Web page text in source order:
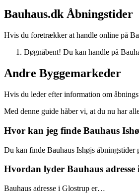
Bauhaus.dk Åbningstider
Hvis du foretrækker at handle online på
Døgnåbent! Du kan handle på
Andre Byggemarkeder
Hvis du leder efter information om
Med denne guide håber vi, at du nu har
Hvor kan jeg finde Bauhaus
Du kan finde Bauhaus Ishøjs åbningstider
Hvordan lyder Bauhaus adresse
Bauhaus adresse i Glostrup er…